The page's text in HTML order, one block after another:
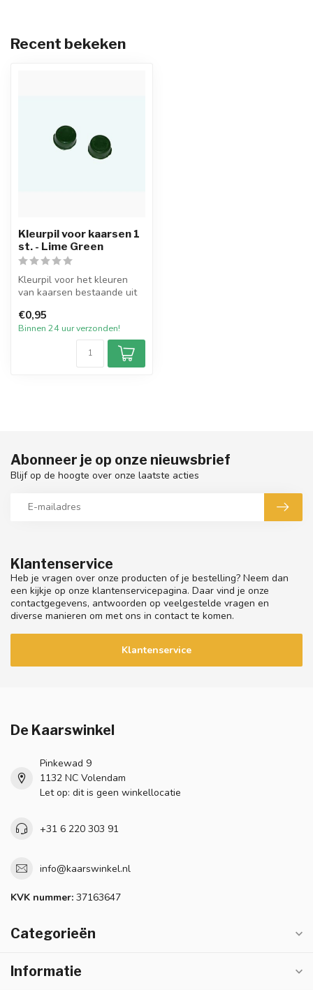
Recent bekeken
Kleurpil voor kaarsen 1
st. - Lime Green
Kleurpil voor het kleuren
van kaarsen bestaande uit
paraff...
€0,95
Binnen 24 uur verzonden!
Klantenservice
Heb je vragen over onze producten of je bestelling? Neem dan
een kijkje op onze klantenservicepagina. Daar vind je onze
contactgegevens, antwoorden op veelgestelde vragen en
diverse manieren om met ons in contact te komen.
Klantenservice
Abonneer je op onze nieuwsbrief
Blijf op de hoogte over onze laatste acties
De Kaarswinkel
Pinkewad 9
1132 NC Volendam
Let op: dit is geen winkellocatie
+31 6 220 303 91
info@kaarswinkel.nl
KVK nummer: 37163647
Categorieën
Informatie